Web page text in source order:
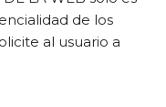
de los
al usuario a